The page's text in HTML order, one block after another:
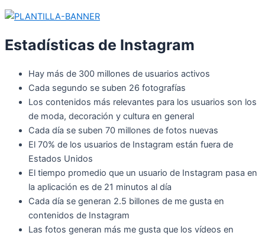
Estadísticas de Instagram
Hay más de 300 millones de usuarios activos
Cada segundo se suben 26 fotografías
Los contenidos más relevantes para los usuarios son los
de moda, decoración y cultura en general
Cada día se suben 70 millones de fotos nuevas
El 70% de los usuarios de Instagram están fuera de
Estados Unidos
El tiempo promedio que un usuario de Instagram pasa en
la aplicación es de 21 minutos al día
Cada día se generan 2.5 billones de me gusta en
contenidos de Instagram
Las fotos generan más me gusta que los vídeos en